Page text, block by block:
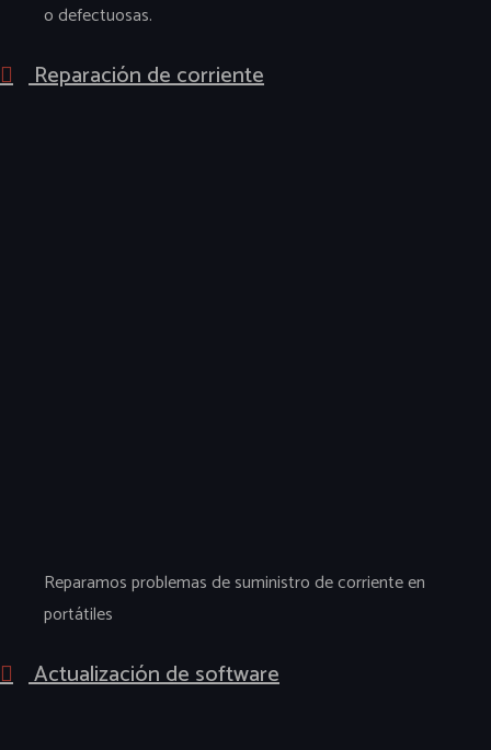
o defectuosas.
Reparación de corriente
Reparamos problemas de suministro de corriente en
portátiles
Actualización de software